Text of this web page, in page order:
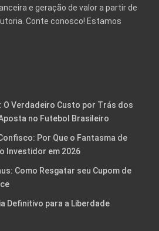
e geração de valor a partir de
Conte conosco! Estamos
O Verdadeiro Custo por Trás dos
no Futebol Brasileiro
Por Que o Fantasma de
Investidor em 2026
Como Resgatar seu Cupom de
Definitivo para a Liberdade